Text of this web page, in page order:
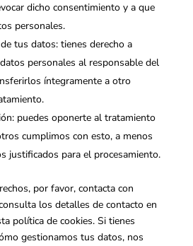
dicho consentimiento y a que
personales.
tus datos: tienes derecho a
personales al responsable del
íntegramente a otro
puedes oponerte al tratamiento
cumplimos con esto, a menos
justificados para el procesamiento.
por favor, contacta con
los detalles de contacto en
política de cookies. Si tienes
gestionamos tus datos, nos